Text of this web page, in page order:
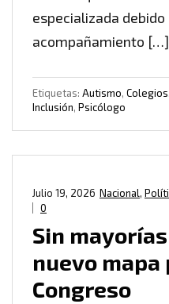
especializada
acompañamiento […]
Etiquetas: Autismo, Colegios
Inclusión, Psicólogo
Nacional,
Julio 19, 2026
0
Sin
nuevo
Congreso